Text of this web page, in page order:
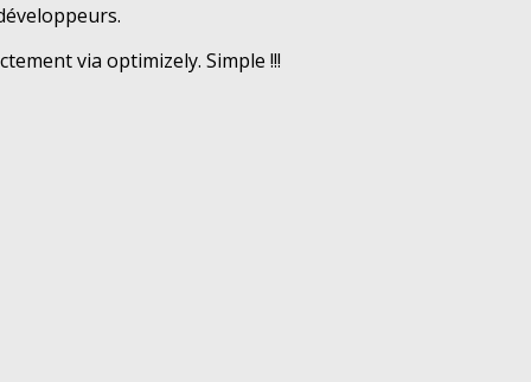
via optimizely. Simple !!!